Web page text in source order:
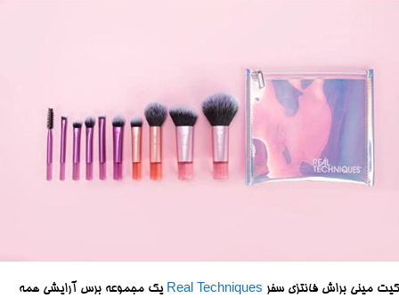
کیت مینی براش فانتزی سفر Real Techniques یک مجموعه برس آرایشی همه